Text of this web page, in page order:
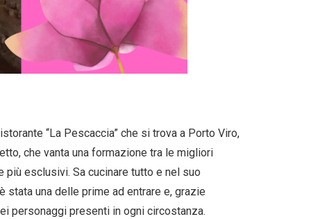
“La Pescaccia” che si trova a Porto Viro,
che vanta una formazione tra le migliori
più esclusivi. Sa cucinare tutto e nel suo
una delle prime ad entrare e, grazie
personaggi presenti in ogni circostanza.